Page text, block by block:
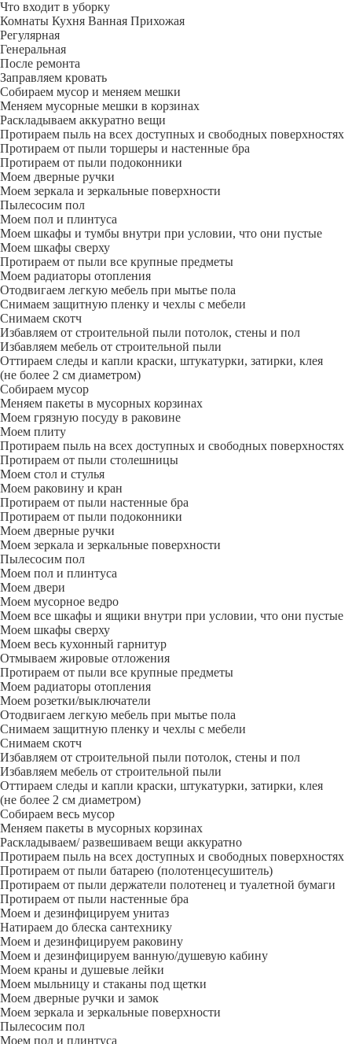
Что входит в уборку
Регу­лярная
Гене­ральная
После ремонта
Заправляем кровать
Собираем мусор и меняем мешки
Меняем мусорные мешки в корзинах
Раскладываем аккуратно вещи
Протираем пыль на всех доступных и свободных поверхностях
Протираем от пыли торшеры и настенные бра
Протираем от пыли подоконники
Моем дверные ручки
Моем зеркала и зеркальные поверхности
Пылесосим пол
Моем пол и плинтуса
Моем шкафы и тумбы внутри при условии, что они пустые
Моем шкафы сверху
Протираем от пыли все крупные предметы
Моем радиаторы отопления
Отодвигаем легкую мебель при мытье пола
Снимаем защитную пленку и чехлы с мебели
Снимаем скотч
Избавляем от строительной пыли потолок, стены и пол
Избавляем мебель от строительной пыли
Оттираем следы и капли краски, штукатурки, затирки, клея
(не более 2 см диаметром)
Собираем мусор
Меняем пакеты в мусорных корзинах
Моем грязную посуду в раковине
Моем плиту
Протираем пыль на всех доступных и свободных поверхностях
Протираем от пыли столешницы
Моем стол и стулья
Моем раковину и кран
Протираем от пыли настенные бра
Протираем от пыли подоконники
Моем дверные ручки
Моем зеркала и зеркальные поверхности
Пылесосим пол
Моем пол и плинтуса
Моем двери
Моем мусорное ведро
Моем все шкафы и ящики внутри при условии, что они пустые
Моем шкафы сверху
Моем весь кухонный гарнитур
Отмываем жировые отложения
Протираем от пыли все крупные предметы
Моем радиаторы отопления
Моем розетки/выключатели
Отодвигаем легкую мебель при мытье пола
Снимаем защитную пленку и чехлы с мебели
Снимаем скотч
Избавляем от строительной пыли потолок, стены и пол
Избавляем мебель от строительной пыли
Оттираем следы и капли краски, штукатурки, затирки, клея
(не более 2 см диаметром)
Собираем весь мусор
Меняем пакеты в мусорных корзинах
Раскладываем/ развешиваем вещи аккуратно
Протираем пыль на всех доступных и свободных поверхностях
Протираем от пыли батарею (полотенцесушитель)
Протираем от пыли держатели полотенец и туалетной бумаги
Протираем от пыли настенные бра
Моем и дезинфицируем унитаз
Натираем до блеска сантехнику
Моем и дезинфицируем раковину
Моем и дезинфицируем ванную/душевую кабину
Моем краны и душевые лейки
Моем мыльницу и стаканы под щетки
Моем дверные ручки и замок
Моем зеркала и зеркальные поверхности
Пылесосим пол
Моем пол и плинтуса